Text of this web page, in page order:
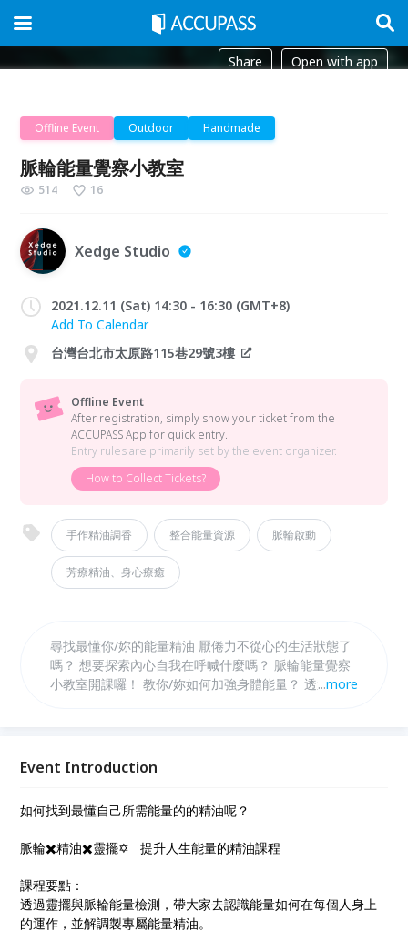
Share Open with app
Offline Event Outdoor Handmade
脈輪能量覺察小教室
514 16
Xedge Studio
2021.12.11 (Sat) 14:30 - 16:30 (GMT+8)
Add To Calendar
台灣台北市太原路115巷29號3樓
Offline Event
After registration, simply show your ticket from the
ACCUPASS App for quick entry.
Entry rules are primarily set by the event organizer.
How to Collect Tickets?
手作精油調香 整合能量資源 脈輪啟動
芳療精油、身心療癒
尋找最懂你/妳的能量精油 厭倦力不從心的生活狀態了
嗎？ 想要探索內心自我在呼喊什麼嗎？ 脈輪能量覺察
小教室開課囉！ 教你/妳如何加強身體能量？ 透過靈擺
...more
Event Introduction
如何找到最懂自己所需能量的的精油呢？
脈輪✖️精油✖️靈擺✡️ 提升人生能量的精油課程
課程要點：
透過靈擺與脈輪能量檢測，帶大家去認識能量如何在每個人身上
的運作，並解調製專屬能量精油。